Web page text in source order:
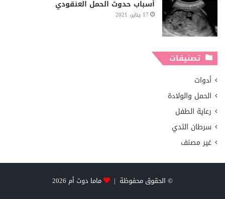
أسباب حدوث الحمل العنقودي
17 يناير، 2021
تصنيفات
أدوات
الحمل والولادة
رعاية الطفل
سرطان الثدي
غير مصنف
© الحقوق محفوظة | ماما دوت أم